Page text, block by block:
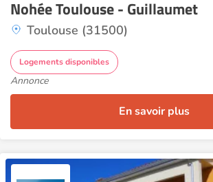
Nohée Toulouse - Guillaumet
Toulouse (31500)
Logements disponibles
Annonce
En savoir plus